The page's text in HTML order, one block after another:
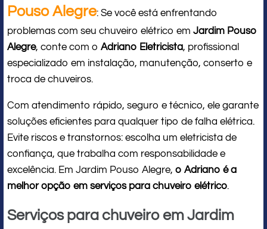
Pouso Alegre: Se você está enfrentando
problemas com seu chuveiro elétrico em Jardim Pouso
Alegre, conte com o Adriano Eletricista, profissional
especializado em instalação, manutenção, conserto e
troca de chuveiros.
Com atendimento rápido, seguro e técnico, ele garante
soluções eficientes para qualquer tipo de falha elétrica.
Evite riscos e transtornos: escolha um eletricista de
confiança, que trabalha com responsabilidade e
excelência. Em Jardim Pouso Alegre, o Adriano é a
melhor opção em serviços para chuveiro elétrico.
Serviços para chuveiro em Jardim